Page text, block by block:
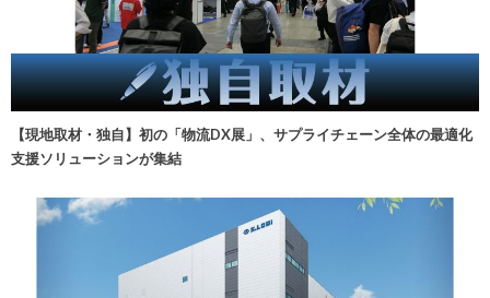
【現地取材・独自】初の「物流DX展」、サプライチェーン全体の最適化
支援ソリューションが集結